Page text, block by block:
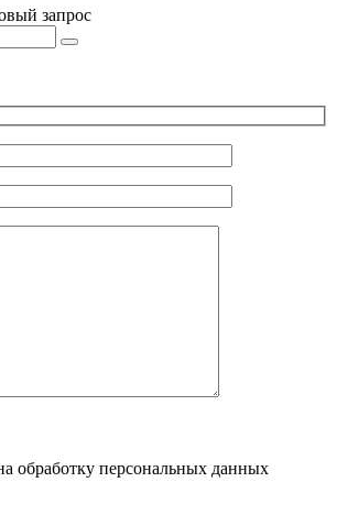
запрос
обработку персональных данных